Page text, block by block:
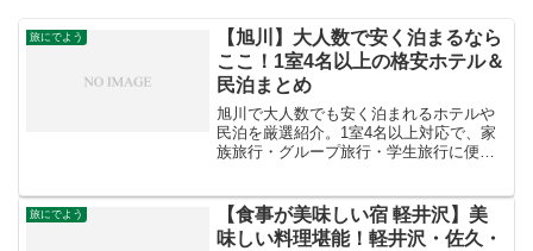
旅にでよう
【旭川】大人数で安く泊まるなら
ここ！1室4名以上の格安ホテル＆
民泊まとめ
旭川で大人数でも安く泊まれるホテルや
民泊を厳選紹介。1室4名以上対応で、家
族旅行・グループ旅行・学生旅行に便利
旅にでよう
【食事が美味しい宿 軽井沢】美
味しい料理堪能！軽井沢・佐久・